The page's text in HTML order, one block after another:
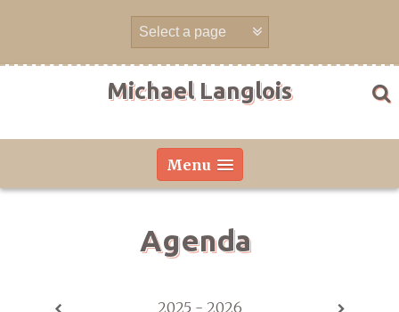
Michael Langlois
Menu
Agenda
2025 - 2026